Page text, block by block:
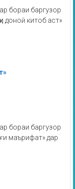
бораи баргузор
доноӣ китоб аст»
бораи баргузор
маърифат» дар